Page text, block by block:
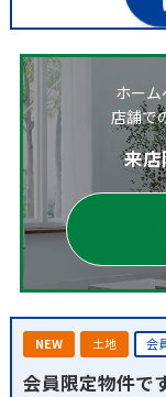
ホー
店舗で
来
NEW 土地 会
会員限定物件で